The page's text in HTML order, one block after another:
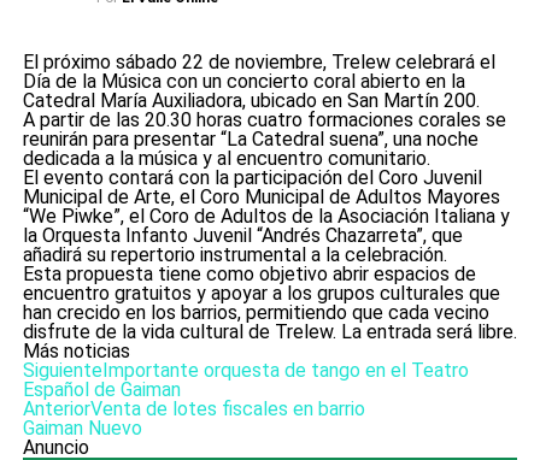
El próximo sábado 22 de noviembre, Trelew celebrará el
Día de la Música con un concierto coral abierto en la
Catedral María Auxiliadora, ubicado en San Martín 200.
A partir de las 20.30 horas cuatro formaciones corales se
reunirán para presentar “La Catedral suena”, una noche
dedicada a la música y al encuentro comunitario.
El evento contará con la participación del Coro Juvenil
Municipal de Arte, el Coro Municipal de Adultos Mayores
“We Piwke”, el Coro de Adultos de la Asociación Italiana y
la Orquesta Infanto Juvenil “Andrés Chazarreta”, que
añadirá su repertorio instrumental a la celebración.
Esta propuesta tiene como objetivo abrir espacios de
encuentro gratuitos y apoyar a los grupos culturales que
han crecido en los barrios, permitiendo que cada vecino
disfrute de la vida cultural de Trelew. La entrada será libre.
Más noticias
SiguienteImportante orquesta de tango en el Teatro
Español de Gaiman
AnteriorVenta de lotes fiscales en barrio
Gaiman Nuevo
Anuncio